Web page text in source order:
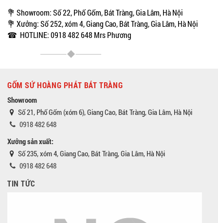
💐 Showroom: Số 22, Phố Gốm, Bát Tràng, Gia Lâm, Hà Nội
💐 Xưởng: Số 252, xóm 4, Giang Cao, Bát Tràng, Gia Lâm, Hà Nội
☎ HOTLINE: 0918 482 648 Mrs Phương
GỐM SỨ HOÀNG PHÁT BÁT TRÀNG
Showroom
Số 21, Phố Gốm (xóm 6), Giang Cao, Bát Tràng, Gia Lâm, Hà Nội
0918 482 648
Xưởng sản xuất:
Số 235, xóm 4, Giang Cao, Bát Tràng, Gia Lâm, Hà Nội
0918 482 648
TIN TỨC